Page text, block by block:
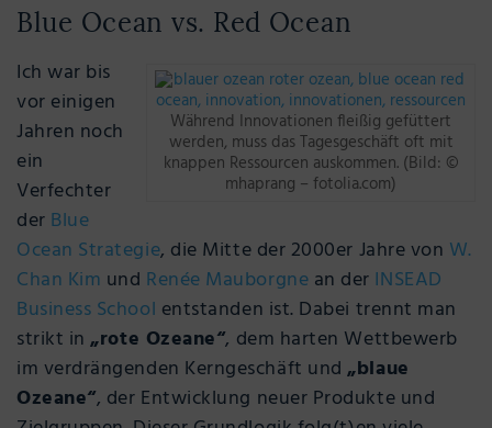
Blue Ocean vs. Red Ocean
Während Innovationen fleißig gefüttert
werden, muss das Tagesgeschäft oft mit
knappen Ressourcen auskommen. (Bild: ©
mhaprang – fotolia.com)
Ich war bis
vor einigen
Jahren noch
ein
Verfechter
der Blue
Ocean Strategie, die Mitte der 2000er Jahre von W.
Chan Kim und Renée Mauborgne an der INSEAD
Business School entstanden ist. Dabei trennt man
strikt in„rote Ozeane“, dem harten Wettbewerb
im verdrängenden Kerngeschäft und„blaue
Ozeane“, der Entwicklung neuer Produkte und